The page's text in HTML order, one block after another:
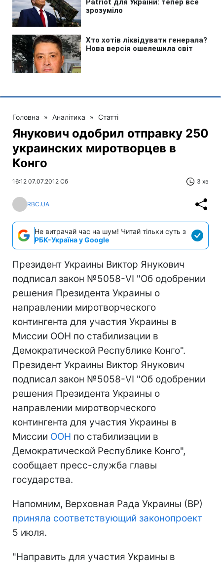
Головна » Аналітика » Статті
Янукович одобрил отправку 250
украинских миротворцев в
Конго
16:12 07.07.2012 Сб 3 хв
RBC.UA
Не витрачай час на шум! Читай тільки суть з
РБК-Україна у Google
Президент Украины Виктор Янукович
подписал закон №5058-VI "Об одобрении
решения Президента Украины о
направлении миротворческого
контингента для участия Украины в
Миссии ООН по стабилизации в
Демократической Республике Конго".
Президент Украины Виктор Янукович
подписал закон №5058-VI "Об одобрении
решения Президента Украины о
направлении миротворческого
контингента для участия Украины в
Миссии ООН по стабилизации в
Демократической Республике Конго",
сообщает пресс-служба главы
государства.
Напомним, Верховная Рада Украины (ВР)
приняла соответствующий законопроект
5 июля.
"Направить для участия Украины в